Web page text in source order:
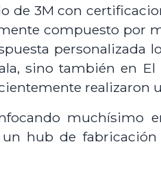
de 3M con
compuesto por
personalizada
sino también en El
realizaron
muchísimo
hub de fabricación